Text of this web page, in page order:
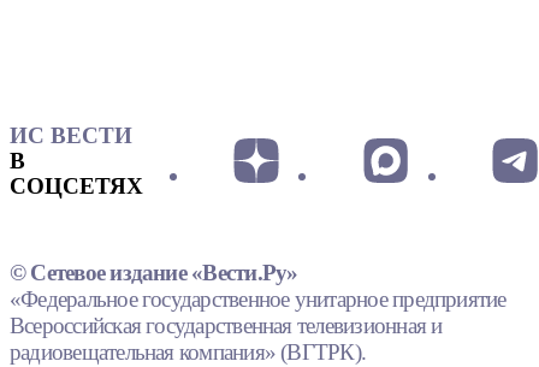
ИС ВЕСТИ
В
СОЦСЕТЯХ
© Сетевое издание «Вести.Ру»
«Федеральное государственное унитарное предприятие
Всероссийская государственная телевизионная и
радиовещательная компания» (ВГТРК).